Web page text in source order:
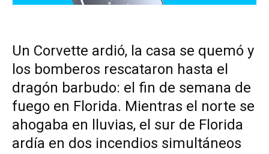
Un Corvette ardió, la casa se quemó y
los bomberos rescataron hasta el
dragón barbudo: el fin de semana de
fuego en Florida. Mientras el norte se
ahogaba en lluvias, el sur de Florida
ardía en dos incendios simultáneos